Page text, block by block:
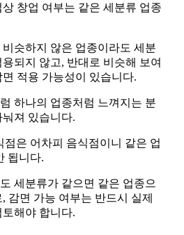
창업 여부는 같은 세분류 업종
슷하지 않은 업종이라도 세분
되지 않고, 반대로 비슷해 보여
적용 가능성이 있습니다.
하나의 업종처럼 느껴지는 분
져 있습니다.
점은 어차피 음식점이니 같은 업
됩니다.
세분류가 같으면 같은 업종으
감면 가능 여부는 반드시 실제
토해야 합니다.